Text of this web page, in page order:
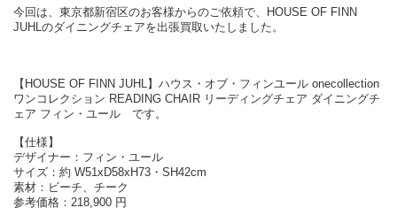
今回は、東京都新宿区のお客様からのご依頼で、HOUSE OF FINN
JUHLのダイニングチェアを出張買取いたしました。
【HOUSE OF FINN JUHL】ハウス・オブ・フィンユール onecollection
ワンコレクション READING CHAIR リーディングチェア ダイニングチ
ェア フィン・ユール です。
【仕様】
デザイナー：フィン・ユール
サイズ：約 W51xD58xH73・SH42cm
素材：ビーチ、チーク
参考価格：218,900 円